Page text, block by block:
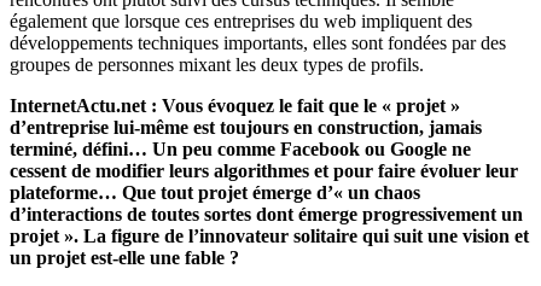
également que lorsque ces entreprises du web impliquent des
développements techniques importants, elles sont fondées par des
groupes de personnes mixant les deux types de profils.
InternetActu.net : Vous évoquez le fait que le « projet »
d’entreprise lui-même est toujours en construction, jamais
terminé, défini… Un peu comme Facebook ou Google ne
cessent de modifier leurs algorithmes et pour faire évoluer leur
plateforme… Que tout projet émerge d’« un chaos
d’interactions de toutes sortes dont émerge progressivement un
projet ». La figure de l’innovateur solitaire qui suit une vision et
un projet est-elle une fable ?